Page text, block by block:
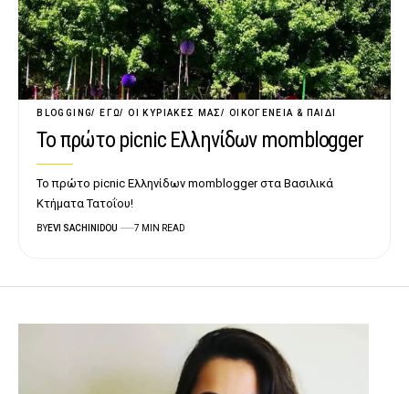
BLOGGING ΕΓΏ ΟΙ ΚΥΡΙΑΚΈΣ ΜΑΣ ΟΙΚΟΓΈΝΕΙΑ & ΠΑΙΔΊ
Το πρώτο picnic Ελληνίδων momblogger
Το πρώτο picnic Ελληνίδων momblogger στα Βασιλικά
Κτήματα Τατοΐου!
BYEVI SACHINIDOU 7 MIN READ